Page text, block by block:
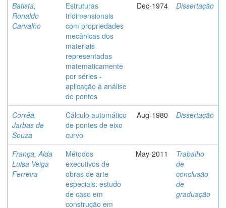
Batista,
Ronaldo
Carvalho
Estruturas
tridimensionais
com propriedades
mecânicas dos
materiais
representadas
matematicamente
por séries -
aplicação à análise
de pontes
Dec-1974 Dissertação
Corrêa,
Jarbas de
Souza
Cálculo automático
de pontes de eixo
curvo
Aug-1980 Dissertação
França, Alda
Luisa Veiga
Ferreira
Métodos
executivos de
obras de arte
especiais: estudo
de caso em
construção em
May-2011
Trabalho
de
conclusão
de
graduação